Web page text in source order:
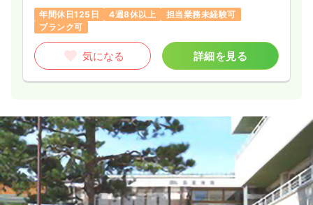
深夜 0:45～9:00 休憩55分
※準夜・深夜各4回程度
※配属病棟により早番・遅番勤務あり
早番 7:00～15:15
遅番 10:30～18:45、10:45～19:00、11:15～19:30、
12:15～20:30
年間休日125日 4週8休以上
担当業務未経験可
ブランク可
気になる 詳細を見る